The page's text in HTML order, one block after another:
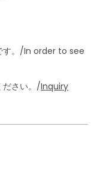
す。/In order to see
ださい。/Inquiry